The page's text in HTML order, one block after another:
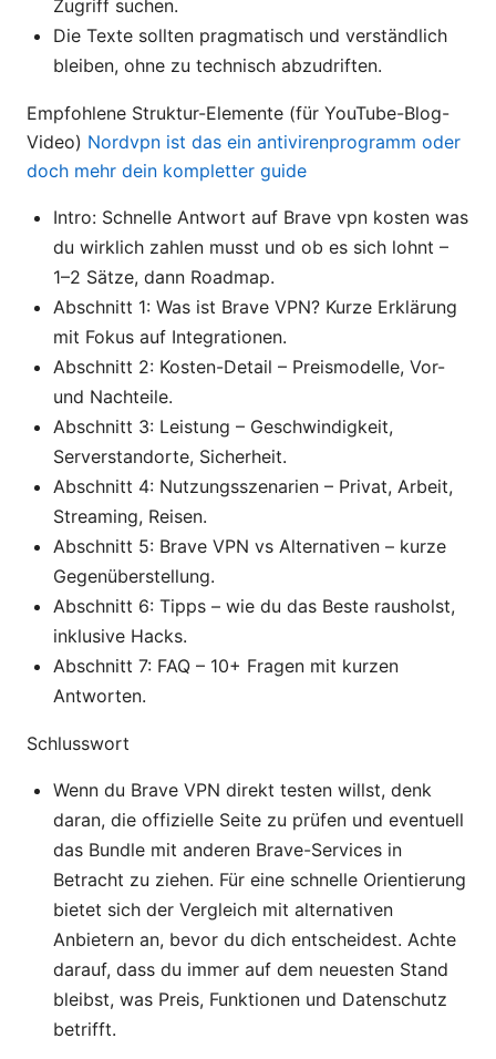
Zugriff suchen.
Die Texte sollten pragmatisch und verständlich
bleiben, ohne zu technisch abzudriften.
Empfohlene Struktur-Elemente (für YouTube-Blog-
Video) Nordvpn ist das ein antivirenprogramm oder
doch mehr dein kompletter guide
Intro: Schnelle Antwort auf Brave vpn kosten was
du wirklich zahlen musst und ob es sich lohnt –
1–2 Sätze, dann Roadmap.
Abschnitt 1: Was ist Brave VPN? Kurze Erklärung
mit Fokus auf Integrationen.
Abschnitt 2: Kosten-Detail – Preismodelle, Vor-
und Nachteile.
Abschnitt 3: Leistung – Geschwindigkeit,
Serverstandorte, Sicherheit.
Abschnitt 4: Nutzungsszenarien – Privat, Arbeit,
Streaming, Reisen.
Abschnitt 5: Brave VPN vs Alternativen – kurze
Gegenüberstellung.
Abschnitt 6: Tipps – wie du das Beste rausholst,
inklusive Hacks.
Abschnitt 7: FAQ – 10+ Fragen mit kurzen
Antworten.
Schlusswort
Wenn du Brave VPN direkt testen willst, denk
daran, die offizielle Seite zu prüfen und eventuell
das Bundle mit anderen Brave-Services in
Betracht zu ziehen. Für eine schnelle Orientierung
bietet sich der Vergleich mit alternativen
Anbietern an, bevor du dich entscheidest. Achte
darauf, dass du immer auf dem neuesten Stand
bleibst, was Preis, Funktionen und Datenschutz
betrifft.